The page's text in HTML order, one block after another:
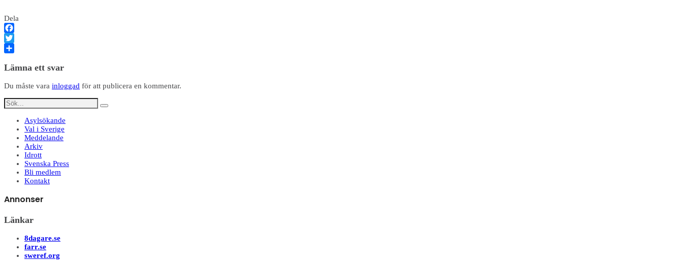
Dela
Facebook
Twitter
Lämna ett svar
Du måste vara inloggad för att publicera en kommentar.
Asylsökande
Val i Sverige
Meddelande
Arkiv
Idrott
Svenska Press
Bli medlem
Kontakt
Annonser
Länkar
8dagare.se
farr.se
sweref.org